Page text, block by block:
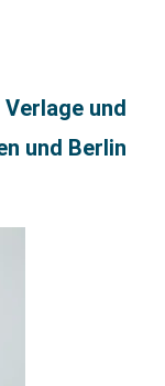
und
und Berlin